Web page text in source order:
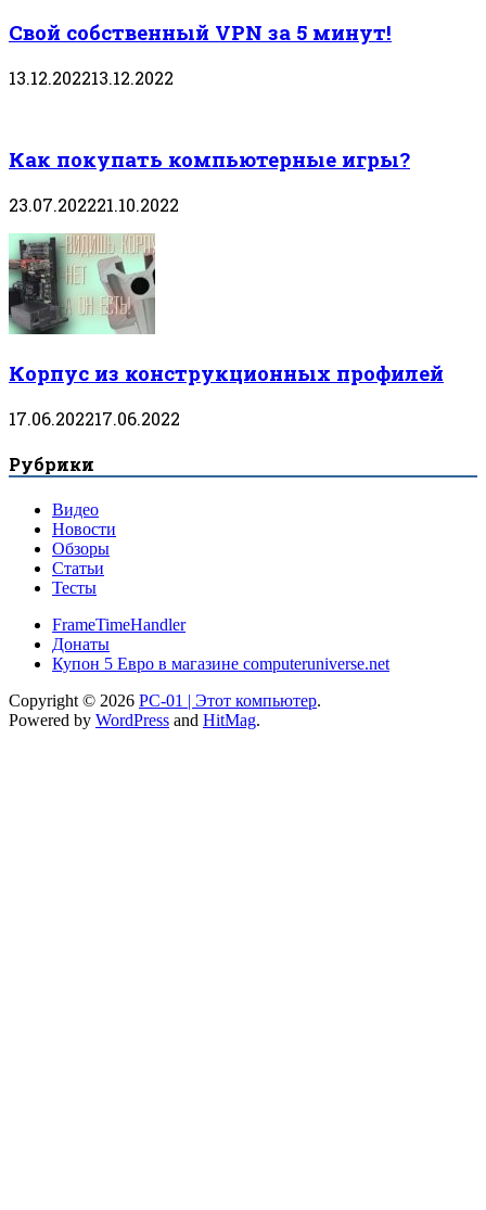
Свой собственный VPN за 5 минут!
13.12.202213.12.2022
Как покупать компьютерные игры?
23.07.202221.10.2022
Корпус из конструкционных профилей
17.06.202217.06.2022
Рубрики
Видео
Новости
Обзоры
Статьи
Тесты
FrameTimeHandler
Донаты
Купон 5 Евро в магазине computeruniverse.net
Copyright © 2026 PC-01 | Этот компьютер.
Powered by WordPress and HitMag.